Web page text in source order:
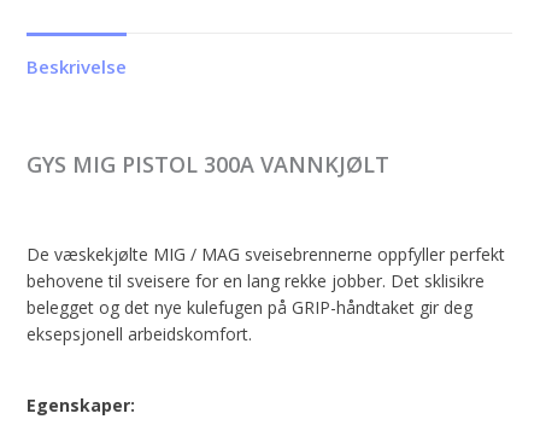
Beskrivelse
GYS MIG PISTOL 300A VANNKJØLT
De væskekjølte MIG / MAG sveisebrennerne oppfyller perfekt
behovene til sveisere for en lang rekke jobber. Det sklisikre
belegget og det nye kulefugen på GRIP-håndtaket gir deg
eksepsjonell arbeidskomfort.
Egenskaper: